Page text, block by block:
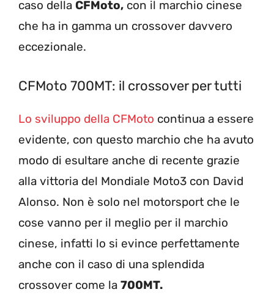
caso della CFMoto, con il marchio cinese
che ha in gamma un crossover davvero
eccezionale.
CFMoto 700MT: il crossover per tutti
Lo sviluppo della CFMoto continua a essere
evidente, con questo marchio che ha avuto
modo di esultare anche di recente grazie
alla vittoria del Mondiale Moto3 con David
Alonso. Non è solo nel motorsport che le
cose vanno per il meglio per il marchio
cinese, infatti lo si evince perfettamente
anche con il caso di una splendida
crossover come la 700MT.